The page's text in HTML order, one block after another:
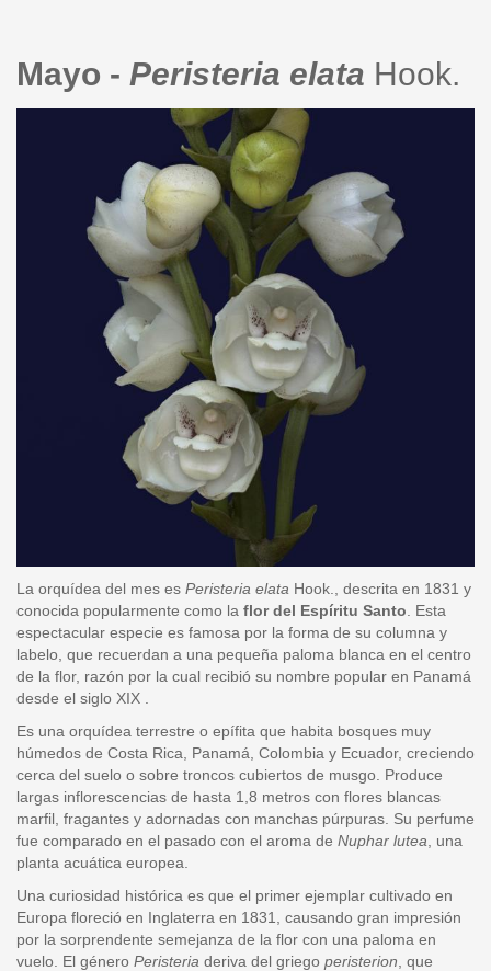
Mayo - Peristeria elata Hook.
peristeria_elata.jpg
La orquídea del mes es Peristeria elata Hook., descrita en 1831 y
conocida popularmente como la flor del Espíritu Santo . Esta
espectacular especie es famosa por la forma de su columna y
labelo, que recuerdan a una pequeña paloma blanca en el centro
de la flor, razón por la cual recibió su nombre popular en Panamá
desde el siglo XIX .
Es una orquídea terrestre o epífita que habita bosques muy
húmedos de Costa Rica, Panamá, Colombia y Ecuador, creciendo
cerca del suelo o sobre troncos cubiertos de musgo. Produce
largas inflorescencias de hasta 1,8 metros con flores blancas
marfil, fragantes y adornadas con manchas púrpuras. Su perfume
fue comparado en el pasado con el aroma de Nuphar lutea , una
planta acuática europea.
Una curiosidad histórica es que el primer ejemplar cultivado en
Europa floreció en Inglaterra en 1831, causando gran impresión
por la sorprendente semejanza de la flor con una paloma en
vuelo. El género Peristeria deriva del griego peristerion , que